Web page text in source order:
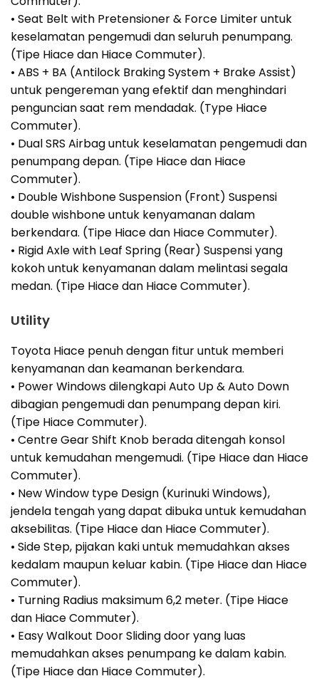
• Seat Belt with Pretensioner & Force Limiter untuk
keselamatan pengemudi dan seluruh penumpang.
(Tipe Hiace dan Hiace Commuter).
• ABS + BA (Antilock Braking System + Brake Assist)
untuk pengereman yang efektif dan menghindari
penguncian saat rem mendadak. (Type Hiace
Commuter).
• Dual SRS Airbag untuk keselamatan pengemudi dan
penumpang depan. (Tipe Hiace dan Hiace
Commuter).
• Double Wishbone Suspension (Front) Suspensi
double wishbone untuk kenyamanan dalam
berkendara. (Tipe Hiace dan Hiace Commuter).
• Rigid Axle with Leaf Spring (Rear) Suspensi yang
kokoh untuk kenyamanan dalam melintasi segala
medan. (Tipe Hiace dan Hiace Commuter).
Utility
Toyota Hiace penuh dengan fitur untuk memberi
kenyamanan dan keamanan berkendara.
• Power Windows dilengkapi Auto Up & Auto Down
dibagian pengemudi dan penumpang depan kiri.
(Tipe Hiace Commuter).
• Centre Gear Shift Knob berada ditengah konsol
untuk kemudahan mengemudi. (Tipe Hiace dan Hiace
Commuter).
• New Window type Design (Kurinuki Windows),
jendela tengah yang dapat dibuka untuk kemudahan
aksebilitas. (Tipe Hiace dan Hiace Commuter).
• Side Step, pijakan kaki untuk memudahkan akses
kedalam maupun keluar kabin. (Tipe Hiace dan Hiace
Commuter).
• Turning Radius maksimum 6,2 meter. (Tipe Hiace
dan Hiace Commuter).
• Easy Walkout Door Sliding door yang luas
memudahkan akses penumpang ke dalam kabin.
(Tipe Hiace dan Hiace Commuter).